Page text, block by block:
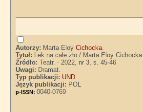
Autorzy: Marta EloyCichocka.
Tytuł: Lek na całe zło / Marta Eloy Cichocka
Źródło:Teatr. - 2022, nr 3, s. 45-46
Uwagi: Dramat.
Typ publikacji: UND
Język publikacji: POL
p-ISSN:0040-0769